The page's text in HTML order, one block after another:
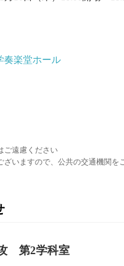
奏楽堂ホール
ご遠慮ください
ざいますので、公共の交通機関を
第2学科室